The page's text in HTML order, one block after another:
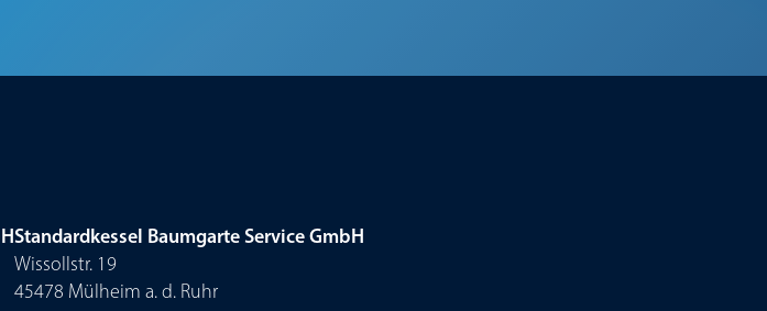
Standardkessel Baumgarte Service GmbH
Wissollstr. 19
45478 Mülheim a. d. Ruhr